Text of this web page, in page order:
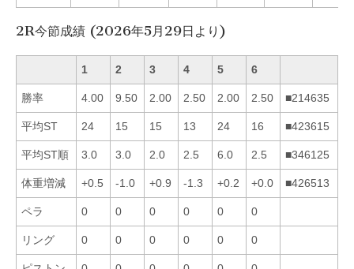
2R今節成績 (2026年5月29日より)
1 2 3 4 5 6
勝率 4.00 9.50 2.00 2.50 2.00 2.50 ■214635
平均ST 24 15 15 13 24 16 ■423615
平均ST順 3.0 3.0 2.0 2.5 6.0 2.5 ■346125
体重増減 +0.5 -1.0 +0.9 -1.3 +0.2 +0.0 ■426513
ペラ 0 0 0 0 0 0
リング 0 0 0 0 0 0